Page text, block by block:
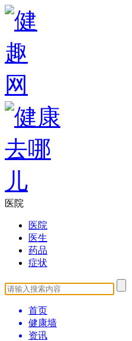
医院
医院
医生
药品
症状
首页
健康墙
资讯